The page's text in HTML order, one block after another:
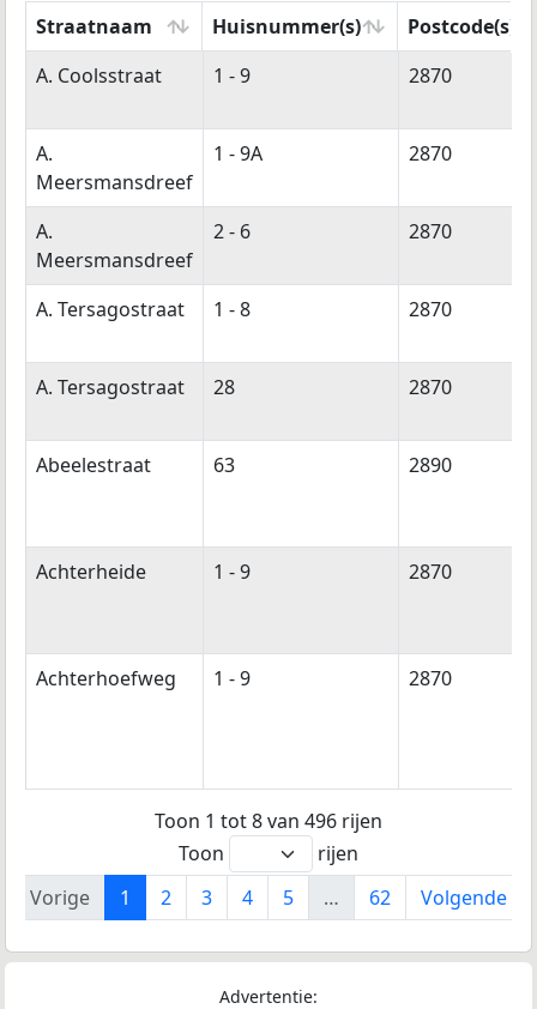
Straatnaam
Huisnummer(s)
Postcode(s)
Straatnaam
Huisnummer(s) Postcode(s)
A. Coolsstraat 1 - 9 2870
A.
Meersmansdreef
1 - 9A 2870
A.
Meersmansdreef
2 - 6 2870
A. Tersagostraat 1 - 8 2870
A. Tersagostraat 28 2870
Abeelestraat 63 2890
Achterheide 1 - 9 2870
Achterhoefweg 1 - 9 2870
Toon 1 tot 8 van 496 rijen
Toon
rijen
Vorige
1 2 3 4 5 … 62 Volgende
Advertentie: